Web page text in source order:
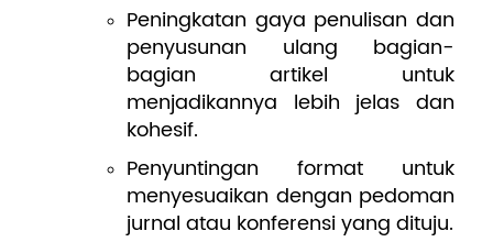
Peningkatan gaya penulisan dan
penyusunan ulang bagian-
bagian artikel untuk
menjadikannya lebih jelas dan
kohesif.
Penyuntingan format untuk
menyesuaikan dengan pedoman
jurnal atau konferensi yang dituju.